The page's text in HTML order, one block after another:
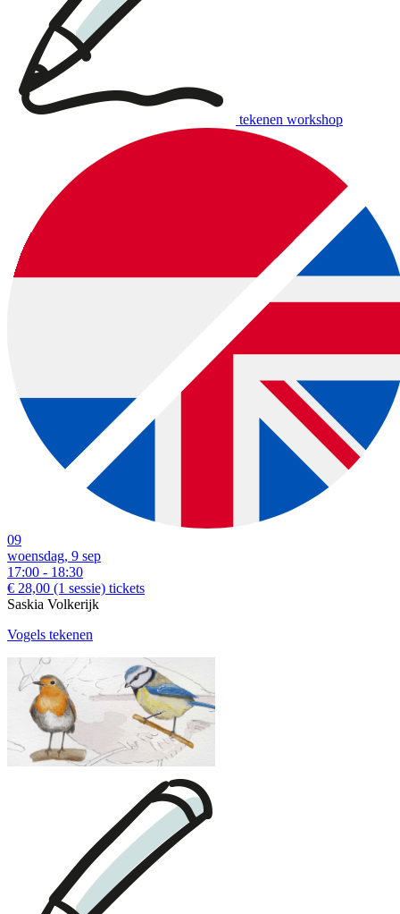
tekenen workshop
09
woensdag, 9 sep
17:00 - 18:30
€ 28,00 (1 sessie) tickets
Saskia Volkerijk
Vogels tekenen